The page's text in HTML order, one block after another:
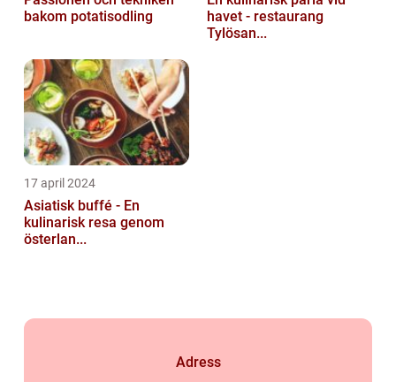
bakom potatisodling
havet - restaurang
Tylösan...
17 april 2024
Asiatisk buffé - En
kulinarisk resa genom
österlan...
Adress